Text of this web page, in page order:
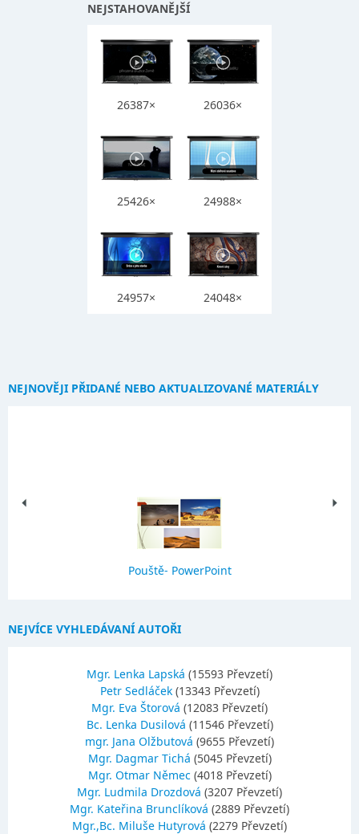
NEJSTAHOVANĚJŠÍ
26387× 26036×
25426× 24988×
24957× 24048×
NEJNOVĚJI PŘIDANÉ NEBO AKTUALIZOVANÉ MATERIÁLY
Pouště- PowerPoint
NEJVÍCE VYHLEDÁVANÍ AUTOŘI
Mgr. Lenka Lapská (15593 Převzetí)
Petr Sedláček (13343 Převzetí)
Mgr. Eva Štorová (12083 Převzetí)
Bc. Lenka Dusilová (11546 Převzetí)
mgr. Jana Olžbutová (9655 Převzetí)
Mgr. Dagmar Tichá (5045 Převzetí)
Mgr. Otmar Němec (4018 Převzetí)
Mgr. Ludmila Drozdová (3207 Převzetí)
Mgr. Kateřina Brunclíková (2889 Převzetí)
Mgr.,Bc. Miluše Hutyrová (2279 Převzetí)